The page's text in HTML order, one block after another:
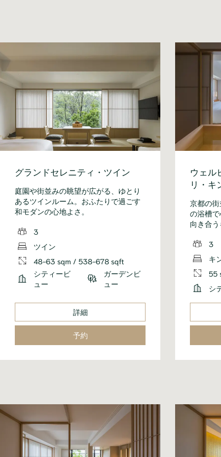
グランドセレニティ・ツイン
庭園や街並みの眺望が広がる、ゆとり
あるツインルーム。おふたりで過ごす
和モダンの心地よさ。
3
ツイン
48-63 sqm / 538-678 sqft
シティービ
ュー
ガーデンビ
ュー
詳細
予約
ウェル
リ・キ
京都の
の浴槽
向き合
3
キ
55
シ